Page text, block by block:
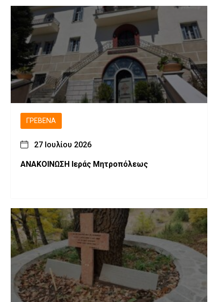
ΓΡΕΒΕΝΆ
27 Ιουλίου 2026
ΑΝΑΚΟΙΝΩΣΗ Ιεράς Μητροπόλεως